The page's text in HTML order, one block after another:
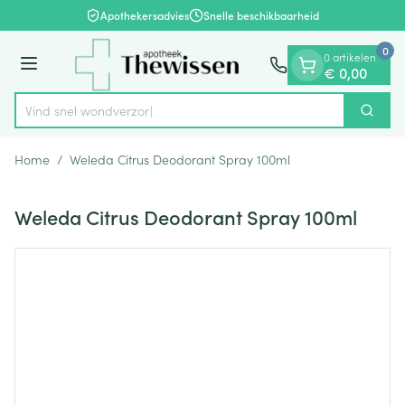
Ga naar de inhoudApothekersadvies Snelle beschikbaarheid
Menu
Product, merk, categorie...
Vind snel wo Zoek
0 artikelen
€ 0,00
0
Home / Weleda Citrus Deodorant Spray 100ml
Weleda Citrus Deodorant Spray 100ml